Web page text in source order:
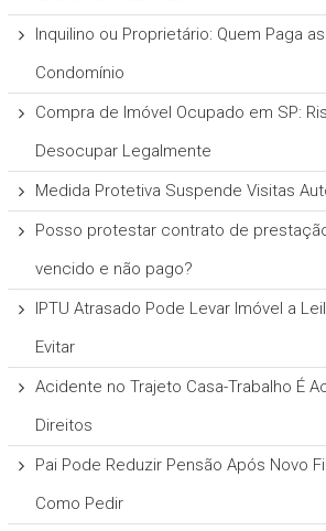
Inquilino ou Proprietário: Quem Paga
Condomínio
Compra de Imóvel Ocupado em SP:
Desocupar Legalmente
Medida Protetiva Suspende Visitas
Posso protestar contrato de
vencido e não pago?
IPTU Atrasado Pode Levar Imóvel a
Evitar
Acidente no Trajeto Casa-Trabalho É
Direitos
Pai Pode Reduzir Pensão Após Novo
Como Pedir